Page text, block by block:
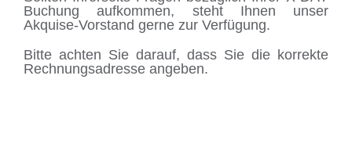
Buchung aufkommen, steht Ihnen unser
Akquise-Vorstand gerne zur Verfügung.
Bitte achten Sie darauf, dass Sie die korrekte
Rechnungsadresse angeben.